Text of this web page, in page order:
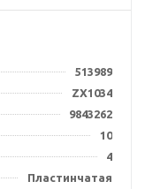
513989
ZX1034
9843262
10
4
Пластинчатая